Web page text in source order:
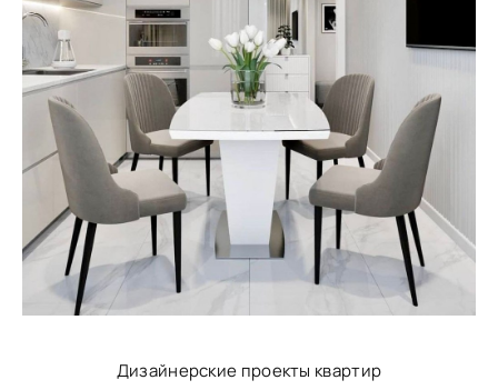
Дизайнерские проекты квартир